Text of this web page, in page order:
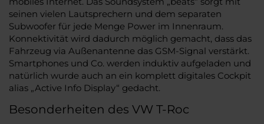
seinen vielen Lautsprechern und dem separaten
Subwoofer für jede Menge Power im Innenraum.
Konnektivität wird dadurch möglich gemacht, dass das
Fahrzeug via Außenantenne das GSM-Signal verstärkt.
Smartphones und Co. werden induktiv aufgeladen und
natürlich wurde auch an ein komplett digitales Cockpit
alias „Active Info Display“ gedacht.
Besonderheiten des VW T-Roc